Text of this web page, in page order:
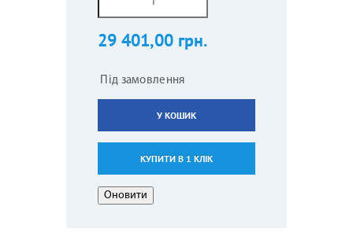
29 401,00 грн.
Під замовлення
У КОШИК
КУПИТИ В 1 КЛІК